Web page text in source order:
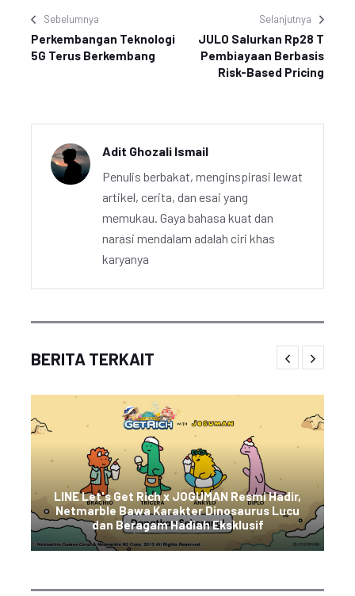
Sebelumnya
Perkembangan Teknologi
5G Terus Berkembang
Selanjutnya
JULO Salurkan Rp28 T
Pembiayaan Berbasis
Risk-Based Pricing
Adit Ghozali Ismail
Penulis berbakat, menginspirasi lewat
artikel, cerita, dan esai yang
memukau. Gaya bahasa kuat dan
narasi mendalam adalah ciri khas
karyanya
BERITA TERKAIT
LINE Let's Get Rich x JOGUMAN Resmi Hadir,
Netmarble Bawa Karakter Dinosaurus Lucu
dan Beragam Hadiah Eksklusif